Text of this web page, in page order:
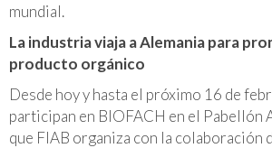
mundial.
La industria viaja a Alemania para
producto orgánico
Desde hoy y hasta el próximo 16 de
participan en BIOFACH en el Pabellón
que FIAB organiza con la colaboración